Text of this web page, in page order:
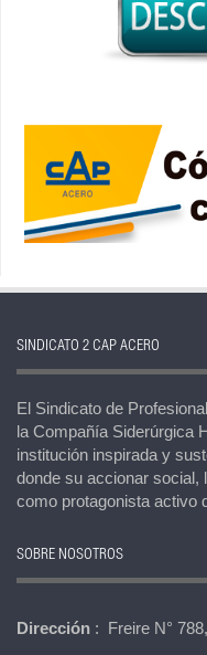
SINDICATO 2 CAP ACERO
El Sindicato de
la Compañía Siderúrgica
institución inspirada y
donde su accionar social,
como protagonista activo
SOBRE NOSOTROS
Dirección : Freire N°